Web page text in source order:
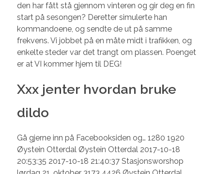
den har fått stå gjennom vinteren og gir deg en fin
start på sesongen? Deretter simulerte han
kommandoene, og sendte de ut på samme
frekvens. Vi jobbet på en måte midt i trafikken, og
enkelte steder var det trangt om plassen. Poenget
er at VI kommer hjem til DEG!
Xxx jenter hvordan bruke
dildo
Gå gjerne inn på Facebooksiden og… 1280 1920
Øystein Otterdal Øystein Otterdal 2017-10-18
20:53:35 2017-10-18 21:40:37 Stasjonsworshop